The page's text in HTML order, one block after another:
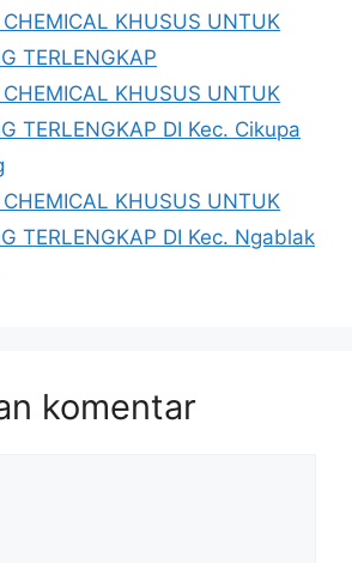
KHUSUS UNTUK
TERLENGKAP
KHUSUS UNTUK
TERLENGKAP DI Kec. Cikupa
KHUSUS UNTUK
TERLENGKAP DI Kec. Ngablak
komentar